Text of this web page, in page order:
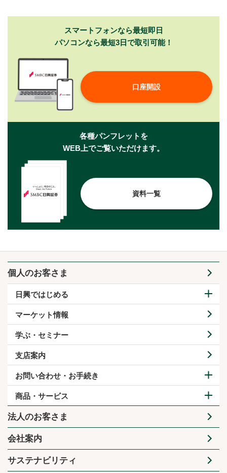
スマートフォンなら最短即日
パソコンなら最短3日で取引可能！
口座開設
各種パンフレットを
WEB上でご覧いただけます。
資料一覧
個人のお客さま
日興ではじめる
マーケット情報
学ぶ・セミナー
支店案内
お問い合わせ・お手続き
商品・サービス
法人のお客さま
会社案内
サステナビリティ